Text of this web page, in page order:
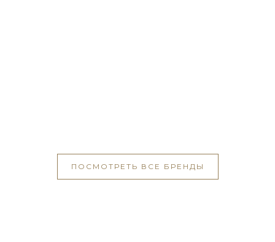
ПОСМОТРЕТЬ ВСЕ БРЕНДЫ